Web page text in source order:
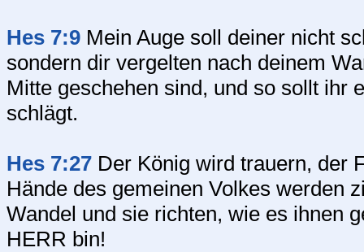
Hes 7:9 Mein Auge soll deiner nicht
sondern dir vergelten nach deinem
Mitte geschehen sind, und so sollt ihr
schlägt.
Hes 7:27 Der König wird trauern, der
Hände des gemeinen Volkes werden
Wandel und sie richten, wie es ihnen
HERR bin!